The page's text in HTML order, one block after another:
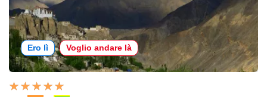
Ero lì Voglio andare là